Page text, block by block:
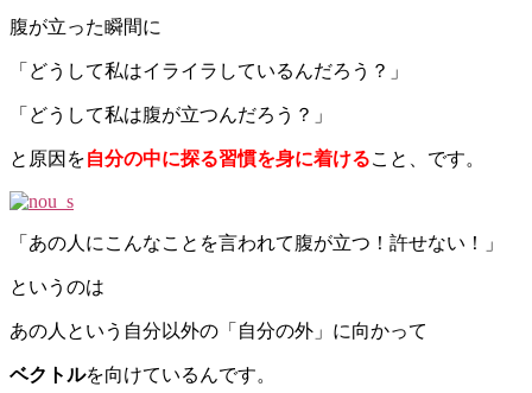
腹が立った瞬間に
「どうして私はイライラしているんだろう？」
「どうして私は腹が立つんだろう？」
と原因を自分の中に探る習慣を身に着けること、です。
「あの人にこんなことを言われて腹が立つ！許せない！」
というのは
あの人という自分以外の「自分の外」に向かって
ベクトルを向けているんです。